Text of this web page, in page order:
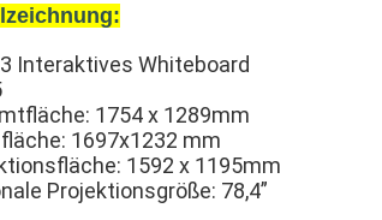
Interaktives Whiteboard
1754 x 1289mm
1697x1232 mm
1592 x 1195mm
Projektionsgröße: 78,4”